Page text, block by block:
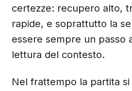
certezze: recupero alto,
rapide, e soprattutto la
essere sempre un passo
lettura del contesto.
Nel frattempo la partita si